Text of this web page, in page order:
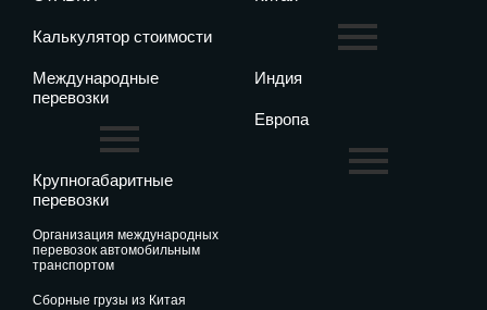
Калькулятор стоимости
Международные
перевозки
Крупногабаритные
перевозки
организация международных
перевозок автомобильным
транспортом
сборные грузы из Китая
Индия
Европа